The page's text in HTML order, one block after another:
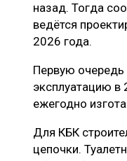
назад. Тогда
ведётся
2026 года.
Первую
эксплуатацию в
ежегодно
Для КБК
цепочки.